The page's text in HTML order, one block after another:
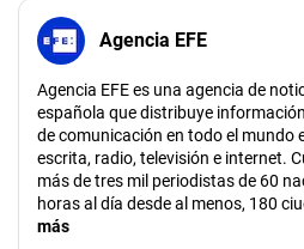
Agencia EFE
Agencia EFE es una agencia de
española que distribuye
de comunicación en todo el mundo
escrita, radio, televisión e internet.
más de tres mil periodistas de 60
horas al día desde al menos, 180
más